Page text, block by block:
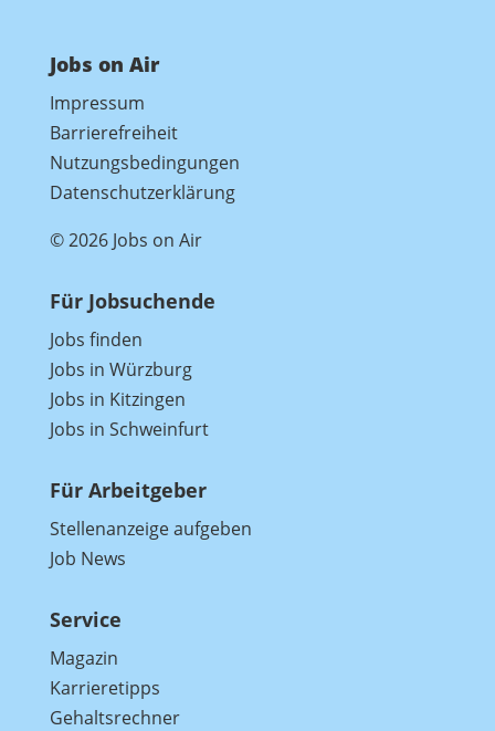
Jobs on Air
Impressum
Barrierefreiheit
Nutzungsbedingungen
Datenschutzerklärung
© 2026 Jobs on Air
Für Jobsuchende
Jobs finden
Jobs in Würzburg
Jobs in Kitzingen
Jobs in Schweinfurt
Für Arbeitgeber
Stellenanzeige aufgeben
Job News
Service
Magazin
Karrieretipps
Gehaltsrechner